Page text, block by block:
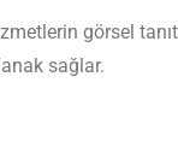
görsel
sağlar.